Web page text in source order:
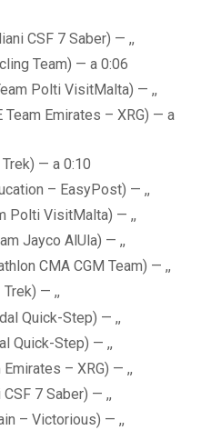
CSF 7 Saber) — ,,
Team) — a 0:06
Polti VisitMalta) — ,,
Team Emirates – XRG) — a
— a 0:10
– EasyPost) — ,,
Polti VisitMalta) — ,,
Jayco AlUla) — ,,
CMA CGM Team) — ,,
— ,,
Quick-Step) — ,,
Quick-Step) — ,,
– XRG) — ,,
7 Saber) — ,,
– Victorious) — ,,